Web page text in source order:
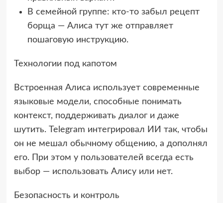
В семейной группе: кто-то забыл рецепт
борща — Алиса тут же отправляет
пошаговую инструкцию.
Технологии под капотом
Встроенная Алиса использует современные
языковые модели, способные понимать
контекст, поддерживать диалог и даже
шутить. Telegram интегрировал ИИ так, чтобы
он не мешал обычному общению, а дополнял
его. При этом у пользователей всегда есть
выбор — использовать Алису или нет.
Безопасность и контроль